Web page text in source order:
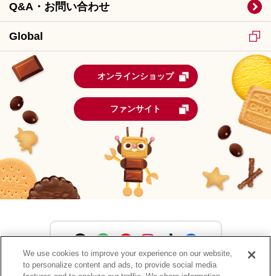
Q&A・お問い合わせ
Global
オンラインショップ
ファンサイト
We use cookies to improve your experience on our website,
to personalize content and ads, to provide social media